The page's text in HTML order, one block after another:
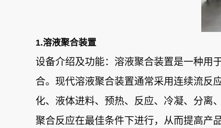
1.溶液聚合装置
设备介绍及功能：溶液聚合装置是一种用
合。现代溶液聚合装置通常采用连续流反
化、液体进料、预热、反应、冷凝、分离
聚合反应在最佳条件下进行，从而提高产